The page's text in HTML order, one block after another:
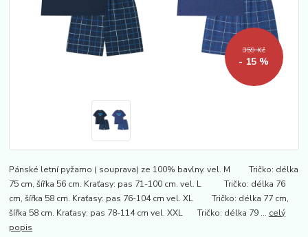
359 Kč
- 15 %
Pánské letní pyžamo ( souprava) ze 100% bavlny. vel. M Tričko: délka
75 cm, šířka 56 cm. Kraťasy: pas 71-100 cm. vel. L Tričko: délka 76
cm, šířka 58 cm. Kraťasy: pas 76-104 cm vel. XL Tričko: délka 77 cm,
šířka 58 cm. Kraťasy: pas 78-114 cm vel. XXL Tričko: délka 79 ... celý
popis